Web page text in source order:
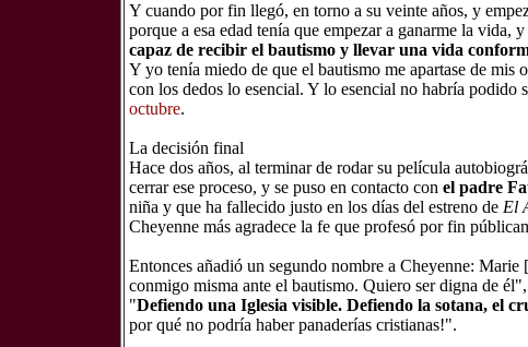
Y cuando por fin llegó, en torno a su veinte años, y
porque a esa edad tenía que empezar a ganarme la vida,
capaz de recibir el bautismo y llevar una vida
Y yo tenía miedo de que el bautismo me apartase de
con los dedos lo esencial. Y lo esencial no habría podido
octubre.
La decisión final
Hace dos años, al terminar de rodar su película
cerrar ese proceso, y se puso en contacto con el padre
niña y que ha fallecido justo en los días del estreno de El
Cheyenne más agradece la fe que profesó por fin
Entonces añadió un segundo nombre a Cheyenne:
conmigo misma ante el bautismo. Quiero ser digna de
"Defiendo una Iglesia visible. Defiendo la sotana, el
por qué no podría haber panaderías cristianas!".